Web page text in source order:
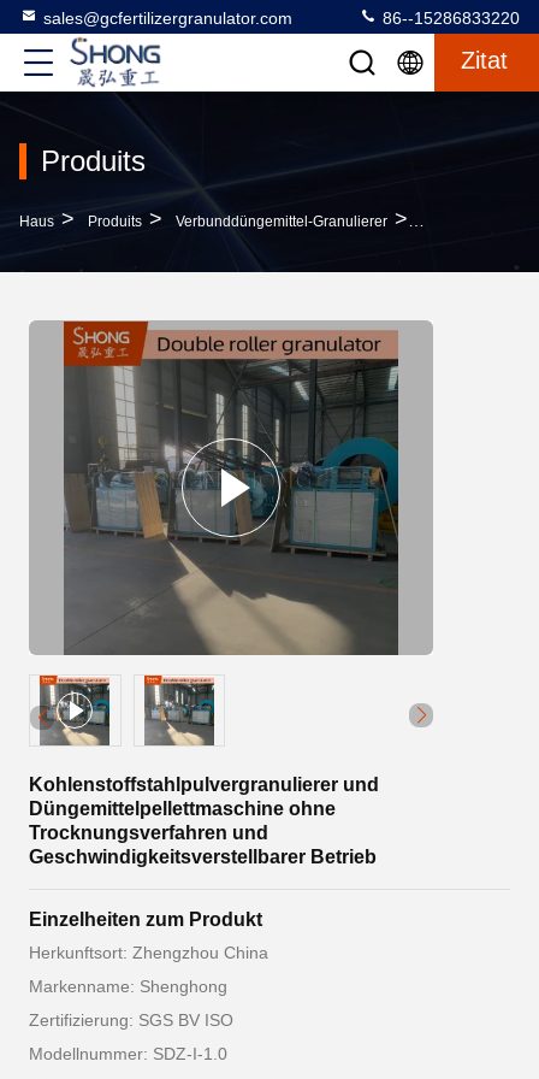
sales@gcfertilizergranulator.com 86--15286833220
Zitat
Produits
Haus > Produits > Verbunddüngemittel-Granulierer >
Kohlenstoffstahlpulvergranulierer und
Düngemittelpellettmaschine ohne
Trocknungsverfahren und
Geschwindigkeitsverstellbarer Betrieb
Einzelheiten zum Produkt
Herkunftsort: Zhengzhou China
Markenname: Shenghong
Zertifizierung: SGS BV ISO
Modellnummer: SDZ-I-1.0